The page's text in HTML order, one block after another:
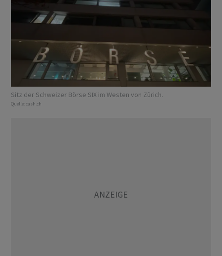
Sitz der Schweizer Börse SIX im Westen von Zürich.
Quelle: cash.ch